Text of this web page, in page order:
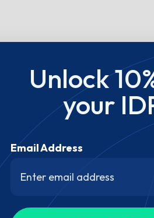
Unlock
your
Email Address